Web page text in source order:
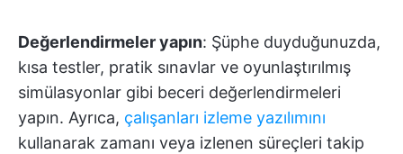
Değerlendirmeler yapın: Şüphe duyduğunuzda,
kısa testler, pratik sınavlar ve oyunlaştırılmış
simülasyonlar gibi beceri değerlendirmeleri
yapın. Ayrıca, çalışanları izleme yazılımını
kullanarak zamanı veya izlenen süreçleri takip